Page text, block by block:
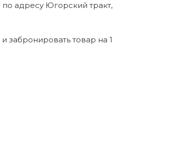
адресу Югорский тракт,
забронировать товар на 1